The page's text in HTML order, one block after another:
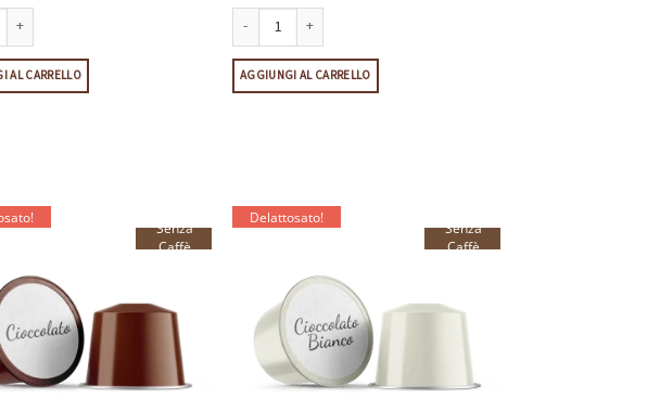
quantità
(Latte) Delattosata | Compatibili Nespresso | 10 Capsule quantità
AL CARRELLO
Cappuccino Delattosato | Compatibili Nespresso | 10 Capsule quantità
AGGIUNGI AL CARRELLO
Senza
Caffè
Senza
Caffè
Delattosato!